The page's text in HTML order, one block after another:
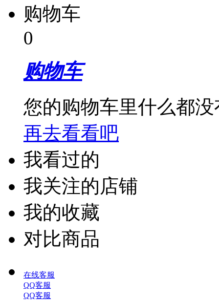
购物车
0
购物车
您的购物车里什么都没
再去看看吧
我看过的
我关注的店铺
我的收藏
对比商品
在线客服
QQ客服
QQ客服